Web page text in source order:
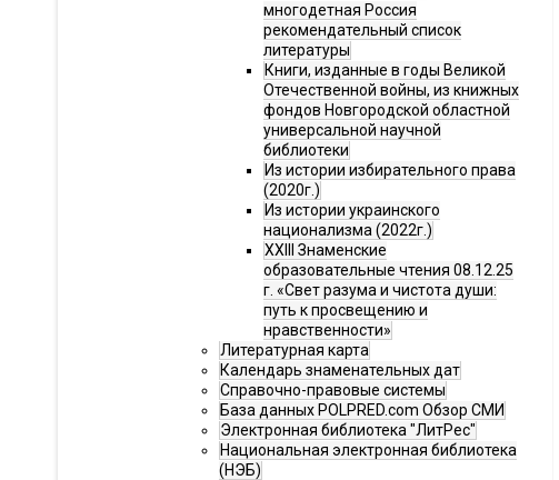
многодетная Россия
рекомендательный список
литературы
Книги, изданные в годы Великой
Отечественной войны, из книжных
фондов Новгородской областной
универсальной научной
библиотеки
Из истории избирательного права
(2020г.)
Из истории украинского
национализма (2022г.)
XXIII Знаменские
образовательные чтения 08.12.25
г. «Свет разума и чистота души:
путь к просвещению и
нравственности»
Литературная карта
Календарь знаменательных дат
Справочно-правовые системы
База данных POLPRED.com Обзор СМИ
Электронная библиотека "ЛитРес"
Национальная электронная библиотека
(НЭБ)